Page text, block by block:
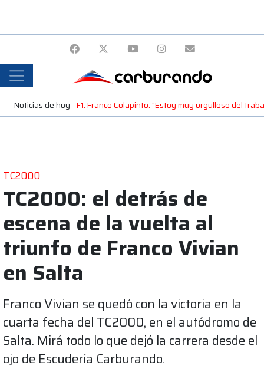
Noticias de hoy F1: Franco Colapinto: “Estoy muy orgulloso del
TC2000
TC2000: el detrás de
escena de la vuelta al
triunfo de Franco Vivian
en Salta
Franco Vivian se quedó con la victoria en la
cuarta fecha del TC2000, en el autódromo de
Salta. Mirá todo lo que dejó la carrera desde el
ojo de Escudería Carburando.